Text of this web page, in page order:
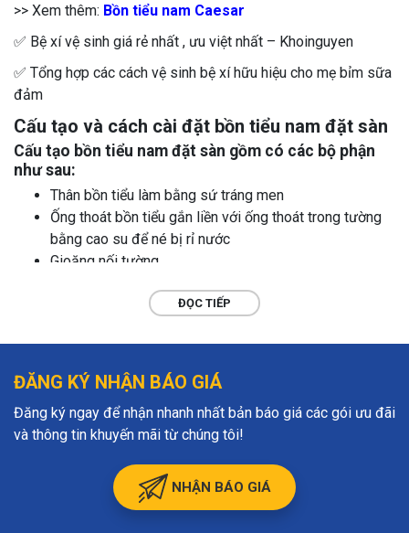
>> Xem thêm: Bồn tiểu nam Caesar
✅ Bệ xí vệ sinh giá rẻ nhất , ưu việt nhất – Khoinguyen
✅ Tổng hợp các cách vệ sinh bệ xí hữu hiệu cho mẹ bỉm sữa
đảm
Cấu tạo và cách cài đặt bồn tiểu nam đặt sàn
Cấu tạo bồn tiểu nam đặt sàn gồm có các bộ phận
như sau:
Thân bồn tiểu làm bằng sứ tráng men
Ống thoát bồn tiểu gắn liền với ống thoát trong tường
bằng cao su để né bị rỉ nước
Gioăng nối tường
Bước 1: Định vị ống chờ và ống cấp thoát nước
Bước 2: Lắp ống chữ t phía sau mặt bích, trát keo yên
ổn ống ren mặt bích vào tường
Bước 4: Lắp vòng đệm bệ tiểu nam và yên ổn bồn tiểu
ĐỌC TIẾP
ĐĂNG KÝ NHẬN BÁO GIÁ
Đăng ký ngay để nhận nhanh nhất bản báo giá các gói ưu đãi
và thông tin khuyến mãi từ chúng tôi!
NHẬN BÁO GIÁ